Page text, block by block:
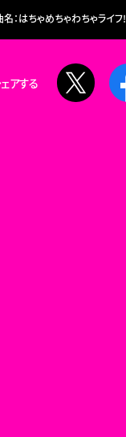
名：はちゃめちゃわちゃライフ!
アする